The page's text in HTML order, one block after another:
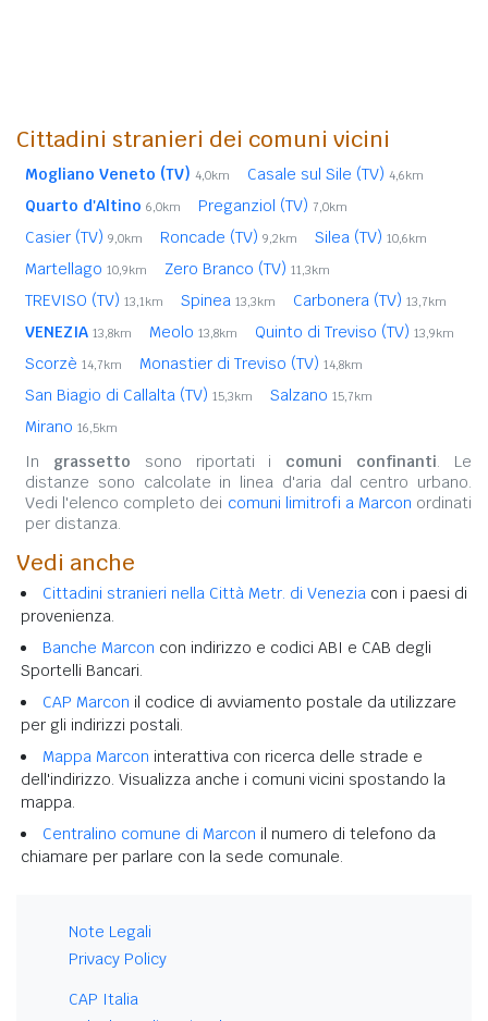
Cittadini stranieri dei comuni vicini
Mogliano Veneto (TV) 4,0km Casale sul Sile (TV) 4,6km
Quarto d'Altino 6,0km Preganziol (TV) 7,0km
Casier (TV) 9,0km Roncade (TV) 9,2km Silea (TV) 10,6km
Martellago 10,9km Zero Branco (TV) 11,3km
TREVISO (TV) 13,1km Spinea 13,3km Carbonera (TV) 13,7km
VENEZIA 13,8km Meolo 13,8km Quinto di Treviso (TV) 13,9km
Scorzè 14,7km Monastier di Treviso (TV) 14,8km
San Biagio di Callalta (TV) 15,3km Salzano 15,7km
Mirano 16,5km
In grassetto sono riportati i comuni confinanti. Le
distanze sono calcolate in linea d'aria dal centro urbano.
Vedi l'elenco completo dei comuni limitrofi a Marcon ordinati
per distanza.
Vedi anche
Cittadini stranieri nella Città Metr. di Venezia con i paesi di
provenienza.
Banche Marcon con indirizzo e codici ABI e CAB degli
Sportelli Bancari.
CAP Marcon il codice di avviamento postale da utilizzare
per gli indirizzi postali.
Mappa Marcon interattiva con ricerca delle strade e
dell'indirizzo. Visualizza anche i comuni vicini spostando la
mappa.
Centralino comune di Marcon il numero di telefono da
chiamare per parlare con la sede comunale.
Note Legali
Privacy Policy
CAP Italia